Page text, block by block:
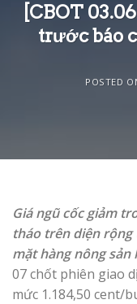
[CBOT
trước báo
POSTED
Giá ngũ cốc giảm
tháo trên diện rộng
mặt hàng nông sản
07 chốt phiên giao
mức 1.184,50 cent/